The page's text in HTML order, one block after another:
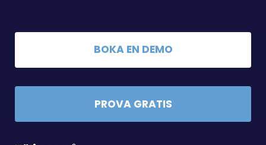
BOKA EN DEMO
PROVA GRATIS